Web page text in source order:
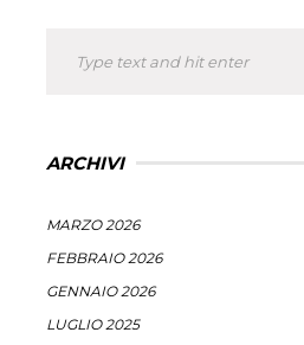
ARCHIVI
MARZO 2026
FEBBRAIO 2026
GENNAIO 2026
LUGLIO 2025